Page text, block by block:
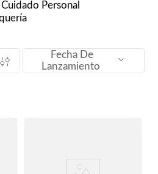
Personal
Fecha De
Lanzamiento